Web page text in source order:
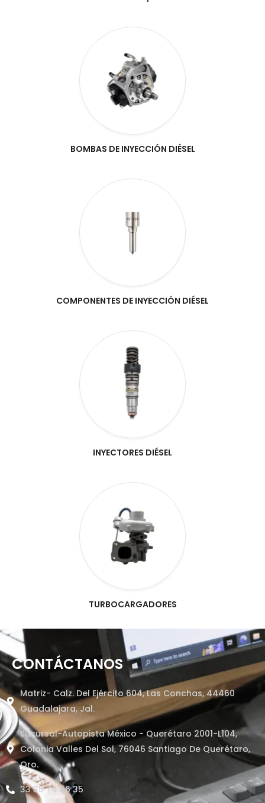
BOMBAS DE INYECCIÓN DIÉSEL
COMPONENTES DE INYECCIÓN DIÉSEL
INYECTORES DIÉSEL
TURBOCARGADORES
CONTÁCTANOS
Matriz- Calz. Del Ejército 604, Las Conchas, 44460
Guadalajara, Jal.
Sucursal-Autopista México - Querétaro 2001-L104,
Colonia Valles Del Sol, 76046 Santiago De Querétaro,
Qro.
33 35 74 56 35